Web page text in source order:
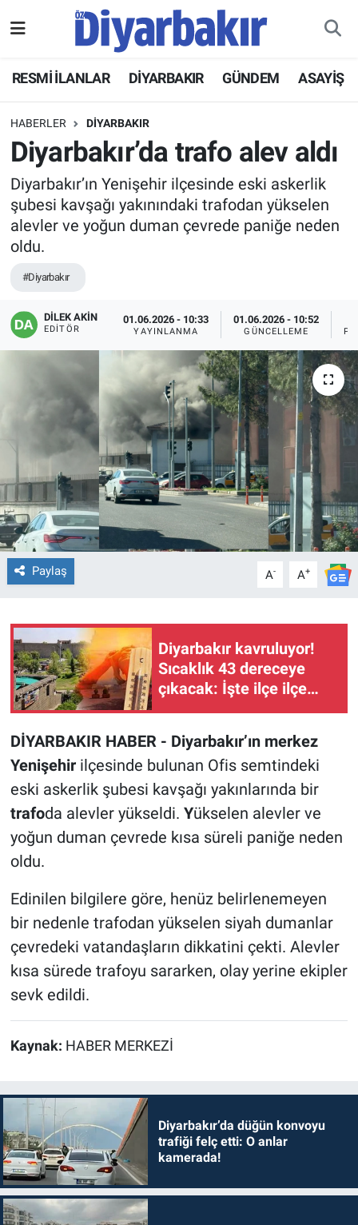
RESMİ İLANLAR DİYARBAKIR GÜNDEM ASAYİŞ
HABERLER DİYARBAKIR
Diyarbakır’da trafo alev aldı
Diyarbakır’ın Yenişehir ilçesinde eski askerlik
şubesi kavşağı yakınındaki trafodan yükselen
alevler ve yoğun duman çevrede paniğe neden
oldu.
#Diyarbakır
DİLEK AKİN
EDITÖR
01.06.2026 - 10:33
YAYINLANMA
01.06.2026 - 10:52
GÜNCELLEME
Paylaş A- A+
Diyarbakır kavruluyor!
Sıcaklık 43 dereceye
çıkacak: İşte ilçe ilçe
hava durumu
DİYARBAKIR HABER - Diyarbakır’ın merkez
Yenişehirilçesinde bulunan Ofis semtindeki
eski askerlik şubesi kavşağı yakınlarında bir
trafoda alevler yükseldi. Yükselen alevler ve
yoğun duman çevrede kısa süreli paniğe neden
oldu.
Edinilen bilgilere göre, henüz belirlenemeyen
bir nedenle trafodan yükselen siyah dumanlar
çevredeki vatandaşların dikkatini çekti. Alevler
kısa sürede trafoyu sararken, olay yerine ekipler
sevk edildi.
Kaynak: HABER MERKEZİ
Diyarbakır’da düğün konvoyu
trafiği felç etti: O anlar
kamerada!
ASAYİŞ
DİYARBAKIR
EKONOMİ
GÜNDEM
KÜLTÜR SANAT
ÖZEL HABER
POLİTİKA
SAĞLIK
SPOR
Hava Durumu
Namaz Vakitleri
Trafik Durumu
Süper Lig Puan Durumu ve Fikstür
Haber Arşivi